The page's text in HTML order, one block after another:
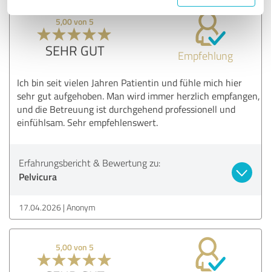
5,00 von 5
SEHR GUT Empfehlung
Ich bin seit vielen Jahren Patientin und fühle mich hier
sehr gut aufgehoben. Man wird immer herzlich empfangen,
und die Betreuung ist durchgehend professionell und
einfühlsam. Sehr empfehlenswert.
Erfahrungsbericht & Bewertung zu:
Pelvicura
17.04.2026 Anonym
5,00 von 5